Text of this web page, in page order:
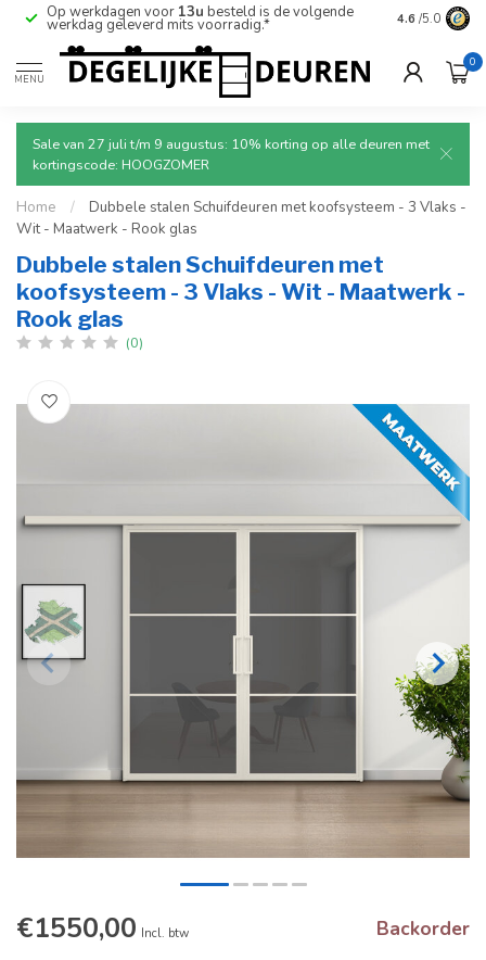
Op werkdagen voor 13u besteld is de volgende
werkdag geleverd mits voorradig.*
Ruim aanbod
deuren.
4.6 /5.0
MENU
0
Sale van 27 juli t/m 9 augustus: 10% korting op alle deuren met
kortingscode: HOOGZOMER
Home /
Dubbele stalen Schuifdeuren met koofsysteem - 3 Vlaks -
Wit - Maatwerk - Rook glas
Dubbele stalen Schuifdeuren met
koofsysteem - 3 Vlaks - Wit - Maatwerk -
Rook glas
(0)
€1550,00 Incl. btw Backorder